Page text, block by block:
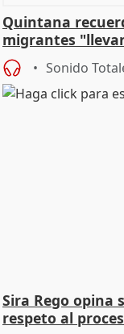
Quintana
migrantes
central
Sonido
Sira Rego opina
respeto al